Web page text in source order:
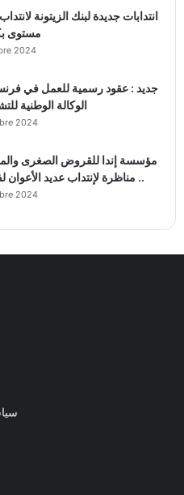
انتدابات جديدة لبنك الزيتونة
مستوى
2024
جديد : عقود رسمية للعمل في
الوكالة الوطنية
2024
مؤسسة إندا للقروض الصغرى
مناظرة لإنتداب عديد الأعوان لفائدة فروعها ..
2024